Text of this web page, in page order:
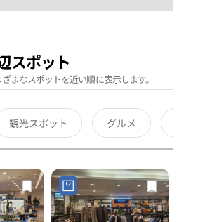
スポット
まなスポットを近い順に表示します。
観光スポット グルメ